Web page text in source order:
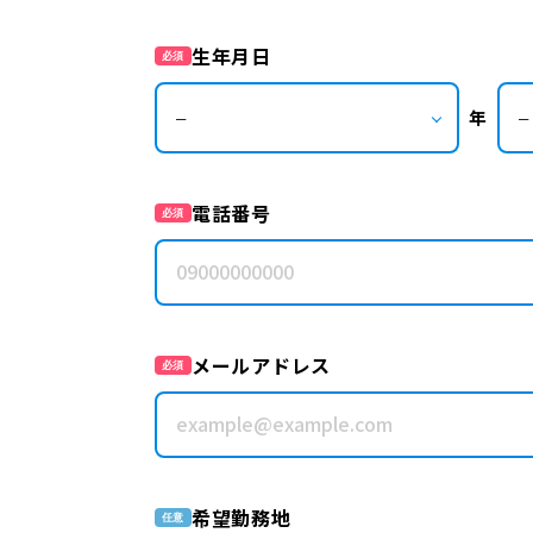
必須 生年月日
年
必須 電話番号
必須 メールアドレス
任意 希望勤務地